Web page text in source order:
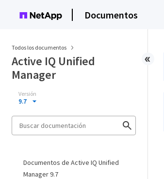
Documentos
Todos los documentos
Active IQ Unified
Manager
Versión
9.7
Documentos de Active IQ Unified
Manager 9.7